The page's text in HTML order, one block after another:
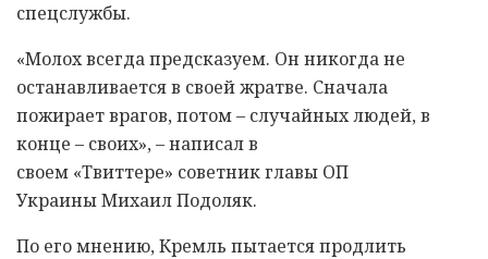
спецслужбы.
«Молох всегда предсказуем. Он никогда не
останавливается в своей жратве. Сначала
пожирает врагов, потом – случайных людей, в
конце – своих», – написал в
своем «Твиттере» советник главы ОП
Украины Михаил Подоляк.
По его мнению, Кремль пытается продлить